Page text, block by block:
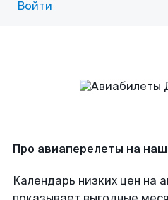
Войти
Про авиаперелеты на
Календарь низких цен на